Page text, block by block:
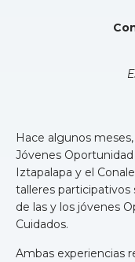
Hace algunos
Jóvenes Oportunidad
Iztapalapa y el
talleres participativos
de las y los jóvenes
Cuidados.
Ambas experiencias